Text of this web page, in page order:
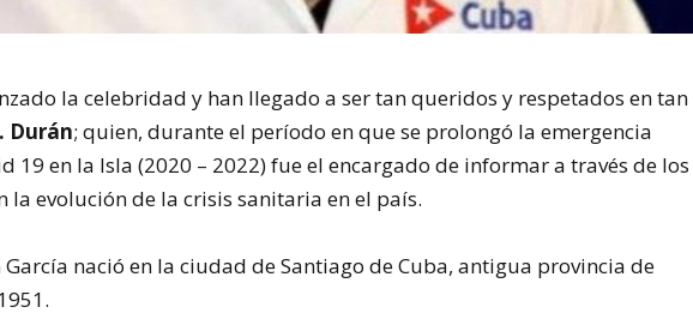
la celebridad y han llegado a ser tan queridos y respetados en tan
Durán; quien, durante el período en que se prolongó la emergencia
19 en la Isla (2020 – 2022) fue el encargado de informar a través de los
la evolución de la crisis sanitaria en el país.
nació en la ciudad de Santiago de Cuba, antigua provincia de